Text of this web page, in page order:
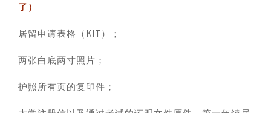
了）
居留申请表格（KIT）；
两张白底两寸照片；
护照所有页的复印件；